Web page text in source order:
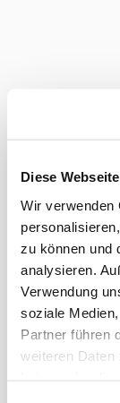
Diese
Wir verwenden
zu können und
analysieren.
Verwendung
soziale
Partner führen
weiteren Daten